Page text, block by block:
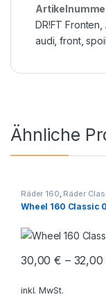
DR!FT Fronten
audi ,front,
Ähnliche
Räder 160, Räder
DR!FT Räder
Wheel 160 Classic
30,00€ – 32,00
Dieses Produkt
inkl. MwSt.